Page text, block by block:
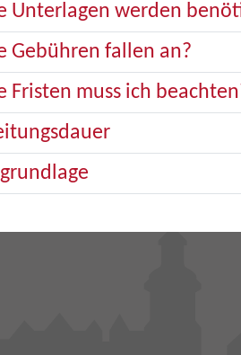
Unterlagen werden
Gebühren fallen an?
Fristen muss ich